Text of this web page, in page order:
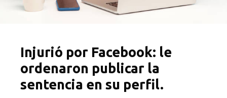
Injurió por Facebook: le
ordenaron publicar la
sentencia en su perfil.